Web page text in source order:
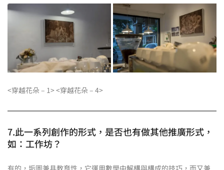
<穿越花朵 – 1> <穿越花朵 – 4>
7.此一系列創作的形式，是否也有做其他推廣形式，
如：工作坊？
有的，垢圖兼具教育性，它運用數學中解構與構成的技巧，而又兼